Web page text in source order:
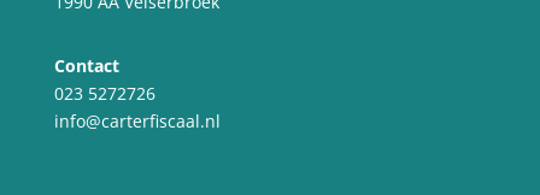
Contact
023 5272726
info@carterfiscaal.nl